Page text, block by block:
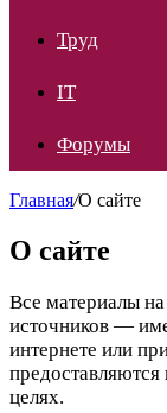
Труд
IT
Форумы
Главная/О сайте
О сайте
Все материалы
источников —
интернете или
целях.